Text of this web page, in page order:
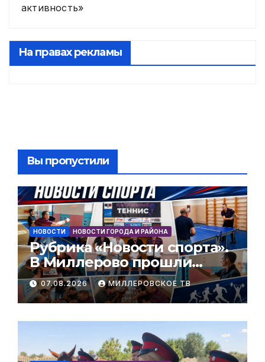
активность»
На правах рекламы
Вы пропустили
НОВОСТИ НОВОСТИ ГОРОДА И РАЙОНА
Рубрика «Новости спорта».
В Миллерово прошли
соревнования ко Дню
физкультурника.
07.08.2026 МИЛЛЕРОВСКОЕ ТВ